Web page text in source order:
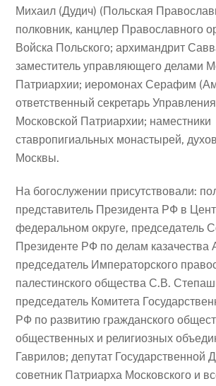
Михаил (Дудич) (Польская
полковник, канцлер Православного
Войска Польского; архимандрит
заместитель управляющего делами
Патриархии; иеромонах Серафим
ответственный секретарь
Московской Патриархии; наместники
ставропигиальных монастырей,
Москвы.
На богослужении присутствовали:
представитель Президента РФ в
федеральном округе, председатель
Президенте РФ по делам казачества
председатель Императорского
палестинского общества С.В.
председатель Комитета
РФ по развитию гражданского
общественных и религиозных
Гаврилов; депутат
советник Патриарха Московского и